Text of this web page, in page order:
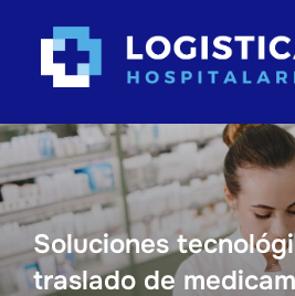
contenido
Soluciones
traslado de